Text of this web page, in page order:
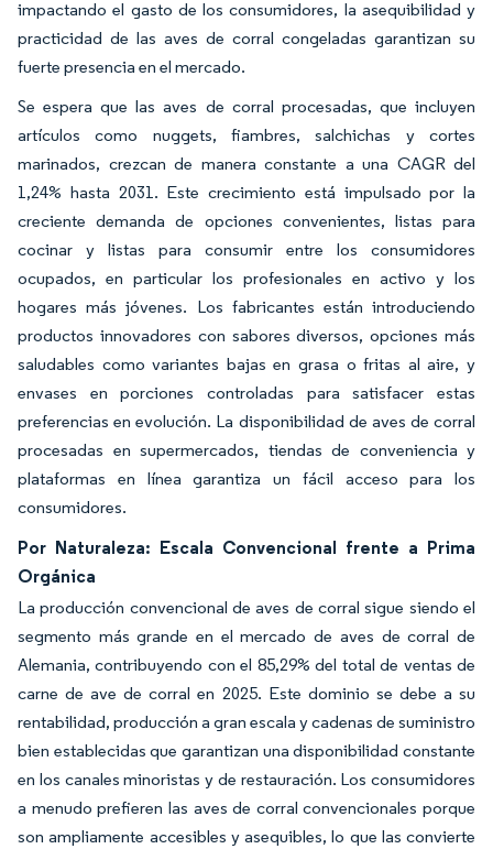
impactando el gasto de los consumidores, la asequibilidad y
practicidad de las aves de corral congeladas garantizan su
fuerte presencia en el mercado.
Se espera que las aves de corral procesadas, que incluyen
artículos como nuggets, fiambres, salchichas y cortes
marinados, crezcan de manera constante a una CAGR del
1,24% hasta 2031. Este crecimiento está impulsado por la
creciente demanda de opciones convenientes, listas para
cocinar y listas para consumir entre los consumidores
ocupados, en particular los profesionales en activo y los
hogares más jóvenes. Los fabricantes están introduciendo
productos innovadores con sabores diversos, opciones más
saludables como variantes bajas en grasa o fritas al aire, y
envases en porciones controladas para satisfacer estas
preferencias en evolución. La disponibilidad de aves de corral
procesadas en supermercados, tiendas de conveniencia y
plataformas en línea garantiza un fácil acceso para los
consumidores.
Por Naturaleza: Escala Convencional frente a Prima
Orgánica
La producción convencional de aves de corral sigue siendo el
segmento más grande en el mercado de aves de corral de
Alemania, contribuyendo con el 85,29% del total de ventas de
carne de ave de corral en 2025. Este dominio se debe a su
rentabilidad, producción a gran escala y cadenas de suministro
bien establecidas que garantizan una disponibilidad constante
en los canales minoristas y de restauración. Los consumidores
a menudo prefieren las aves de corral convencionales porque
son ampliamente accesibles y asequibles, lo que las convierte